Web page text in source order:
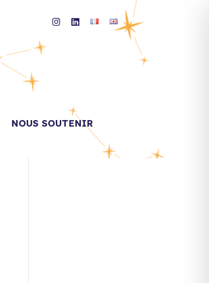
NOUS SOUTENIR